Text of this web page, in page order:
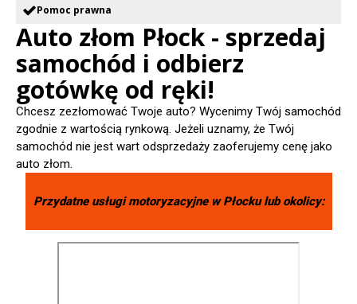
Pomoc prawna
Auto złom Płock - sprzedaj
samochód i odbierz
gotówkę od ręki!
Chcesz zezłomować Twoje auto? Wycenimy Twój samochód
zgodnie z wartością rynkową. Jeżeli uznamy, że Twój
samochód nie jest wart odsprzedaży zaoferujemy cenę jako
auto złom.
Przydatne usługi motoryzacyjne wPłockulub okolicy: